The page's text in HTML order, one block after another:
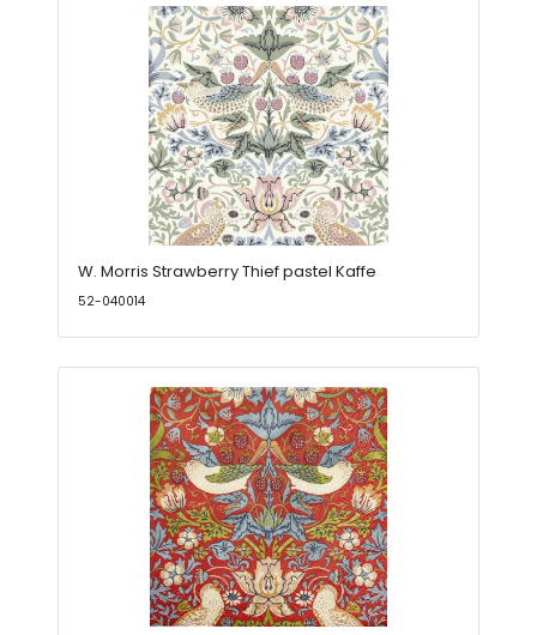
W. Morris Strawberry Thief pastel Kaffe
52-040014